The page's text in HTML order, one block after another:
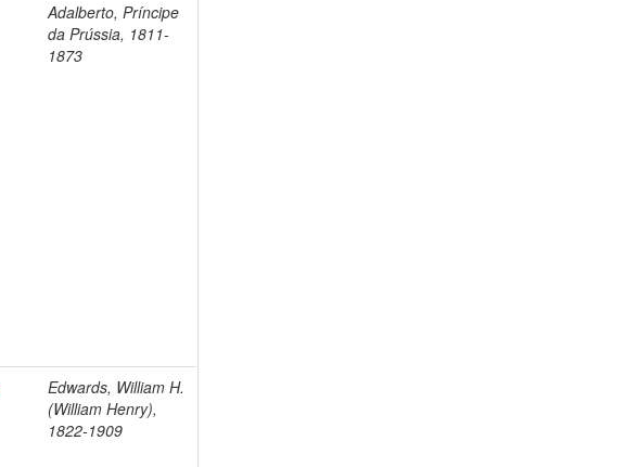
Adalberto, Príncipe
da Prússia, 1811-
1873
Edwards, William H.
(William Henry),
1822-1909